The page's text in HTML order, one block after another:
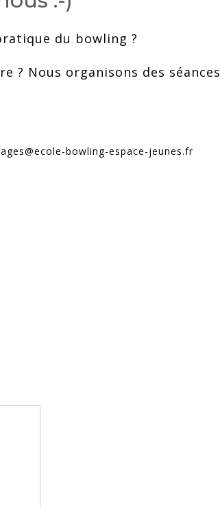
du bowling ?
? Nous organisons des séances
bowling-espace-jeunes.fr